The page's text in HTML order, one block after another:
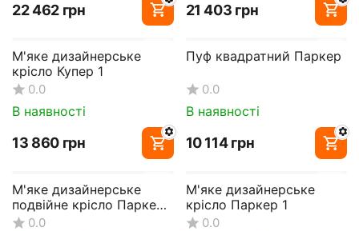
‍22 462‍ грн ‍21 403‍ грн
М'яке дизайнерське
крісло Купер 1
0.0
В наявності
‍13 860‍ грн
Пуф квадратний Паркер
0.0
В наявності
‍10 114‍ грн
М'яке дизайнерське
подвійне крісло Паркер
DUO
0.0
М'яке дизайнерське
крісло Паркер 1
0.0